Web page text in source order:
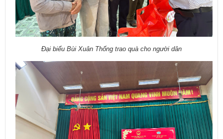
Đại biểu Bùi Xuân Thống trao quà cho người dân